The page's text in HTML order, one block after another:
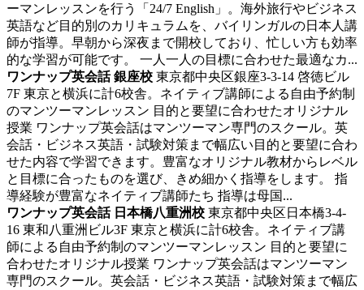
ーマンレッスンを行う「24/7 English」。海外旅行やビジネス
英語など目的別のカリキュラムを、バイリンガルの日本人講
師が指導。早朝から深夜まで開校しており、忙しい方も効率
的な学習が可能です。 一人一人の目標に合わせた最適なカ...
ワンナップ英会話 銀座校 東京都中央区銀座3-3-14 啓徳ビル
7F 東京と横浜に計6校舎。ネイティブ講師による自由予約制
のマンツーマンレッスン 目的と要望に合わせたオリジナル
授業 ワンナップ英会話はマンツーマン専門のスクール。英
会話・ビジネス英語・試験対策まで幅広い目的と要望に合わ
せた内容で学習できます。豊富なオリジナル教材からレベル
と目標に合ったものを選び、きめ細かく指導をします。 指
導経験が豊富なネイティブ講師たち 指導は母国...
ワンナップ英会話 日本橋八重洲校 東京都中央区日本橋3-4-
16 東和八重洲ビル3F 東京と横浜に計6校舎。ネイティブ講
師による自由予約制のマンツーマンレッスン 目的と要望に
合わせたオリジナル授業 ワンナップ英会話はマンツーマン
専門のスクール。英会話・ビジネス英語・試験対策まで幅広